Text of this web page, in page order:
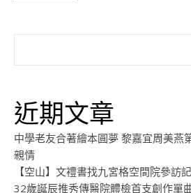
近期文章
中學老友合著繪本圓夢 黎嘉宜周美燕
親情
【空山】文禮書找九宮格空間院參訪記
32歲誕辰推秀傳醫院體檢首支創作單